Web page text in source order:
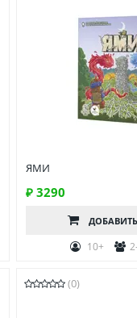
ЯМИ
₽ 3290
ДОБАВИТЬ
10+
(0)